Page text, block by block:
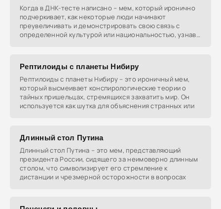
Когда в ДНК-тесте написано – мем, который иронично
подчеркивает, как некоторые люди начинают
преувеличивать и демонстрировать свою связь с
определенной культурой или национальностью, узнав
Рептилоиды с планеты Нибиру
Рептилоиды с планеты Нибиру – это ироничный мем,
который высмеивает конспирологические теории о
тайных пришельцах, стремящихся захватить мир. Он
используется как шутка для объяснения странных или
Длинный стол Путина
Длинный стол Путина – это мем, представляющий
президента России, сидящего за неимоверно длинным
столом, что символизирует его стремление к
дистанции и чрезмерной осторожности в вопросах